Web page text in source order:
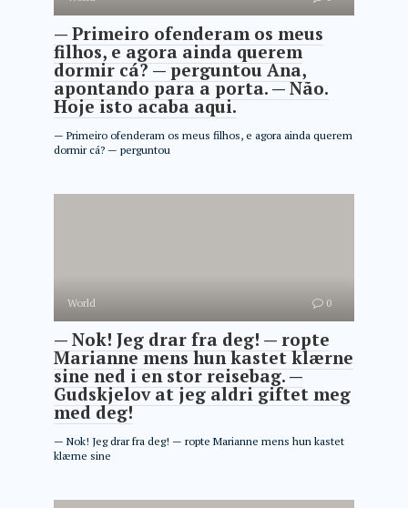
— Primeiro ofenderam os meus
filhos, e agora ainda querem
dormir cá? — perguntou Ana,
apontando para a porta. — Não.
Hoje isto acaba aqui.
— Primeiro ofenderam os meus filhos, e agora ainda querem
dormir cá? — perguntou
World 0
— Nok! Jeg drar fra deg! — ropte
Marianne mens hun kastet klærne
sine ned i en stor reisebag. —
Gudskjelov at jeg aldri giftet meg
med deg!
— Nok! Jeg drar fra deg! — ropte Marianne mens hun kastet
klærne sine